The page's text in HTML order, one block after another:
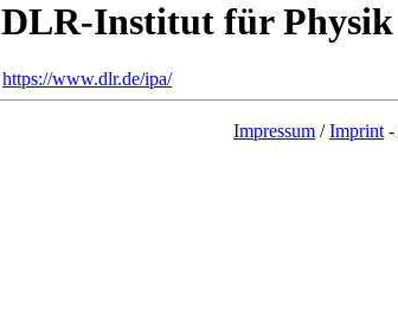
DLR-Institut für Physik
https://www.dlr.de/ipa/
Impressum /Imprint-